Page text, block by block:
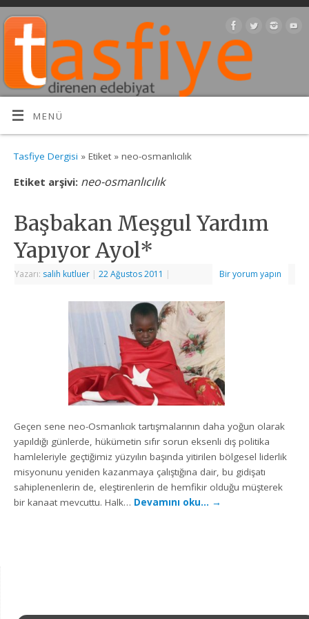
MENÜ
Tasfiye Dergisi » Etiket » neo-osmanlıcılık
Etiket arşivi: neo-osmanlıcılık
Başbakan Meşgul Yardım
Yapıyor Ayol*
Yazarı: salih kutluer | 22 Ağustos 2011 | Bir yorum yapın
Geçen sene neo-Osmanlıcık tartışmalarının daha yoğun olarak
yapıldığı günlerde, hükümetin sıfır sorun eksenli dış politika
hamleleriyle geçtiğimiz yüzyılın başında yitirilen bölgesel liderlik
misyonunu yeniden kazanmaya çalıştığına dair, bu gidişatı
sahiplenenlerin de, eleştirenlerin de hemfikir olduğu müşterek
bir kanaat mevcuttu. Halk… Devamını oku… →